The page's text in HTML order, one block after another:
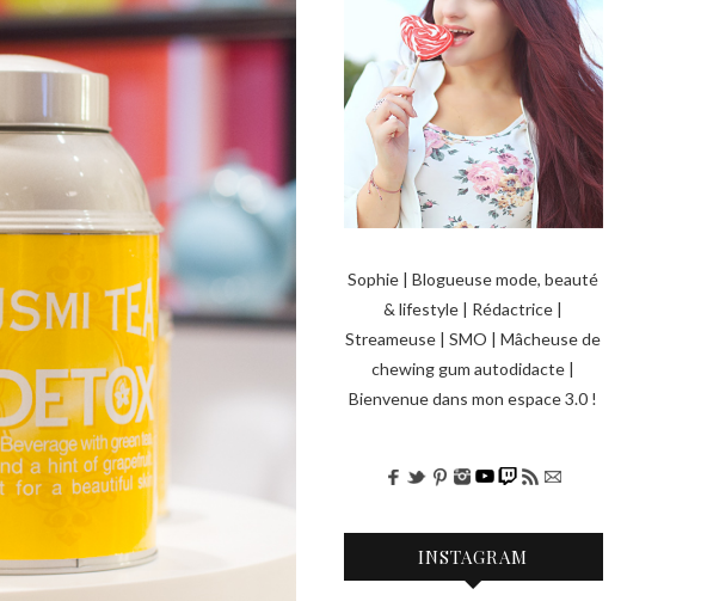
Sophie | Blogueuse mode, beauté
& lifestyle | Rédactrice |
Streameuse | SMO | Mâcheuse de
chewing gum autodidacte |
Bienvenue dans mon espace 3.0 !
INSTAGRAM